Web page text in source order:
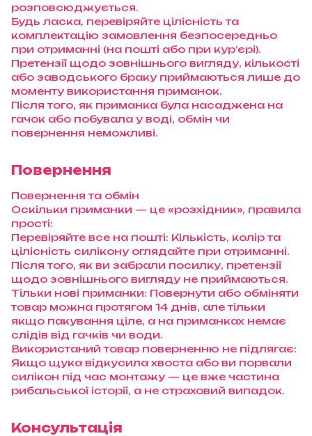
розповсюджується.
Будь ласка, перевіряйте цілісність та
комплектацію замовлення безпосередньо
при отриманні (на пошті або при кур’єрі).
Претензії щодо зовнішнього вигляду, кількості
або заводського браку приймаються лише до
моменту використання приманок.
Після того, як приманка була насаджена на
гачок або побувала у воді, обмін чи
повернення неможливі.
Повернення
Повернення та обмін
Оскільки приманки — це «розхідник», правила
прості:
Перевіряйте все на пошті: Кількість, колір та
цілісність силікону оглядайте при отриманні.
Після того, як ви забрали посилку, претензії
щодо зовнішнього вигляду не приймаються.
Тільки нові приманки: Повернути або обміняти
товар можна протягом 14 днів, але тільки
якщо пакування ціле, а на приманках немає
слідів від гачків чи води.
Використаний товар поверненню не підлягає:
Якщо щука відкусила хвоста або ви порвали
силікон під час монтажу — це вже частина
рибальської історії, а не страховий випадок.
Консультація